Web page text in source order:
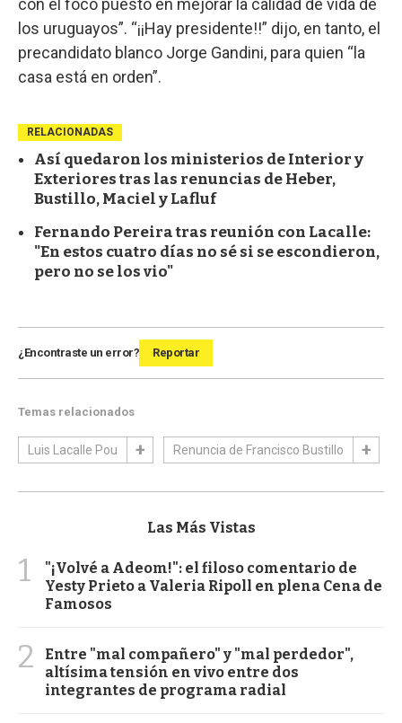
con el foco puesto en mejorar la calidad de vida de
los uruguayos”. “¡¡Hay presidente!!” dijo, en tanto, el
precandidato blanco Jorge Gandini, para quien “la
casa está en orden”.
RELACIONADAS
Así quedaron los ministerios de Interior y
Exteriores tras las renuncias de Heber,
Bustillo, Maciel y Lafluf
Fernando Pereira tras reunión con Lacalle:
"En estos cuatro días no sé si se escondieron,
pero no se los vio"
¿Encontraste un error? Reportar
Temas relacionados
Luis Lacalle Pou Renuncia de Francisco Bustillo
Las Más Vistas
1
"¡Volvé a Adeom!": el filoso comentario de
Yesty Prieto a Valeria Ripoll en plena Cena de
Famosos
2
Entre "mal compañero" y "mal perdedor",
altísima tensión en vivo entre dos
integrantes de programa radial